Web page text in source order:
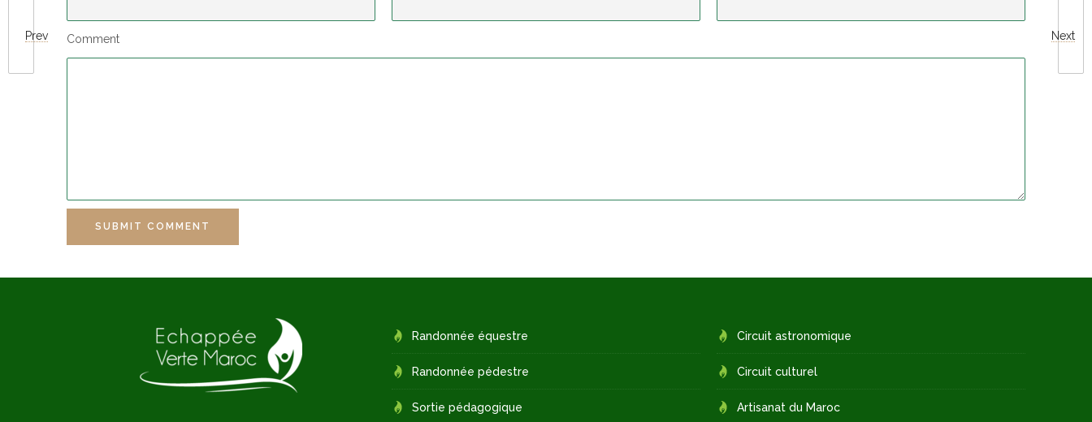
Prev Next
Comment
SUBMIT COMMENT
Randonnée équestre
Randonnée pédestre
Sortie pédagogique
Circuit astronomique
Circuit culturel
Artisanat du Maroc